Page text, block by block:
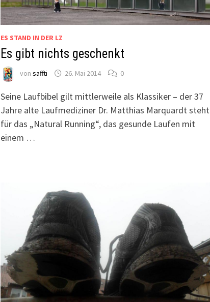
ES STAND IN DER LZ
Es gibt nichts geschenkt
von saffti 26. Mai 2014 0
Seine Laufbibel gilt mittlerweile als Klassiker – der 37
Jahre alte Laufmediziner Dr. Matthias Marquardt steht
für das „Natural Running“, das gesunde Laufen mit
einem …